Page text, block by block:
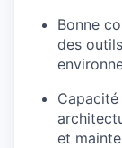
Bonne
des
et